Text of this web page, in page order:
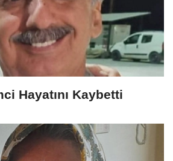
Hayatını Kaybetti